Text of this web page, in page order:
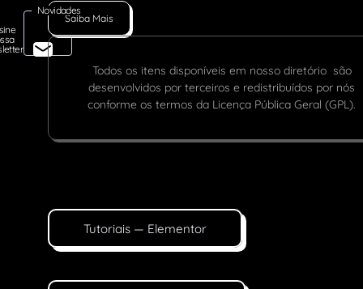
Novidades
Saiba Mais
Todos os itens disponíveis em nosso diretório são
desenvolvidos por terceiros e redistribuídos por nós
conforme os termos da Licença Pública Geral (GPL).
Tutoriais — Elementor